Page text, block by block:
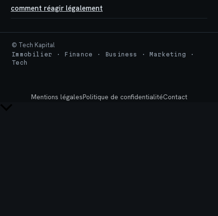
comment réagir légalement
© Tech Kapital
Immobilier · Finance · Business · Marketing ·
Tech
Mentions légalesPolitique de confidentialitéContact